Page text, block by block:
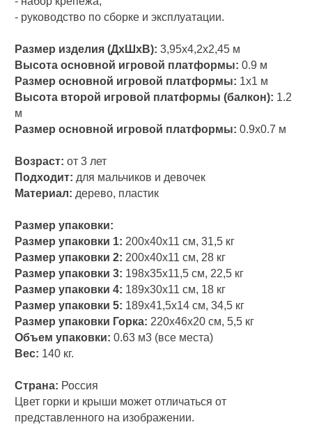
- руководство по сборке и эксплуатации.
Размер изделия (ДxШxВ): 3,95x4,2x2,45 м
Высота основной игровой платформы: 0.9 м
Размер основной игровой платформы: 1x1 м
Высота второй игровой платформы (балкон): 1.2
м
Размер основной игровой платформы: 0.9x0.7 м
Возраст: от 3 лет
Подходит: для мальчиков и девочек
Материал: дерево, пластик
Размер упаковки:
Размер упаковки 1: 200х40х11 см, 31,5 кг
Размер упаковки 2: 200х40х11 см, 28 кг
Размер упаковки 3: 198х35х11,5 см, 22,5 кг
Размер упаковки 4: 189х30х11 см, 18 кг
Размер упаковки 5: 189х41,5х14 см, 34,5 кг
Размер упаковки Горка: 220х46х20 см, 5,5 кг
Объем упаковки: 0.63 м3 (все места)
Вес: 140 кг.
Страна: Россия
Цвет горки и крыши может отличаться от
представленного на изображении.